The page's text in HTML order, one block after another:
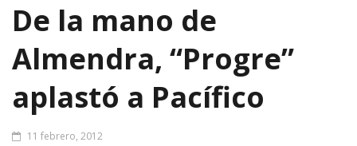
De la mano de
Almendra, “Progre”
aplastó a Pacífico
11 febrero, 2012